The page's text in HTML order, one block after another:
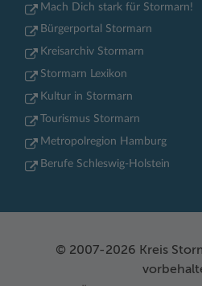
Mach Dich stark für Stormarn!
Bürgerportal Stormarn
Kreisarchiv Stormarn
Stormarn Lexikon
Kultur in Stormarn
Tourismus Stormarn
Metropolregion Hamburg
Berufe Schleswig-Holstein
© 2007-2026 Kreis